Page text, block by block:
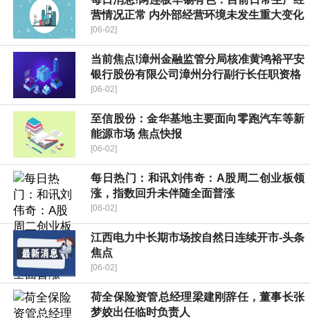
营情况正常 内外部经营环境未发生重大变化
[06-02]
当前焦点!漳州金融监管分局核准黄鸿裕平安
银行股份有限公司漳州分行副行长任职资格
[06-02]
至信股份：金华基地主要面向零跑汽车等新
能源市场 焦点快报
[06-02]
每日热门：和讯刘伟奇：A股周二创业板领
涨，指数回升未伴随全面普涨
[06-02]
江西电力中长期市场按自然日连续开市-头条
焦点
[06-02]
荷全保险资管总经理梁建刚辞任，董事长张
梦姣出任临时负责人